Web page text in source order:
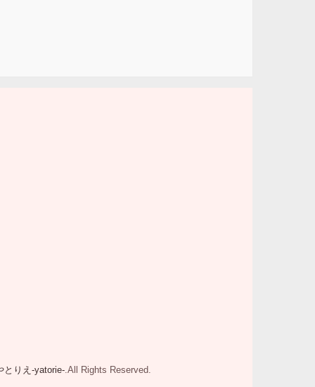
とりえ-yatorie-.All Rights Reserved.